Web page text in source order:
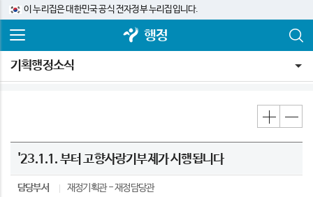
이 누리집은 대한민국 공식 전자정부 누리집입니다.
행정
기획행정소식
'23.1.1. 부터 고향사랑기부제가 시행됩니다
담당부서 재정기획관
재정담당관